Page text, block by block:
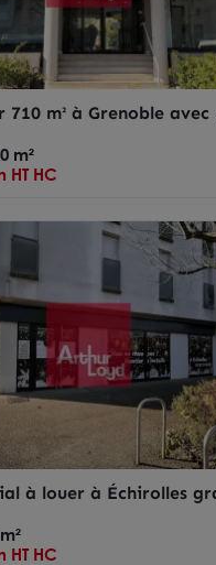
710 m² à Grenoble
m²
HT HC
à louer à Échirolles
inclus
HT HC